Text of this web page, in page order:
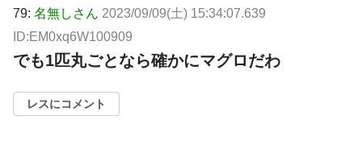
79: 名無しさん 2023/09/09(土) 15:34:07.639
ID:EM0xq6W100909
でも1匹丸ごとなら確かにマグロだわ
レスにコメント